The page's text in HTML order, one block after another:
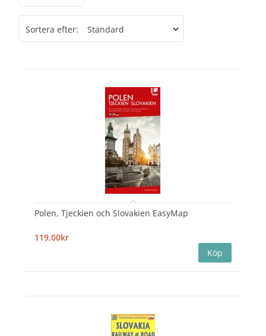
Sortera efter:
Polen, Tjeckien och Slovakien EasyMap
119,00kr